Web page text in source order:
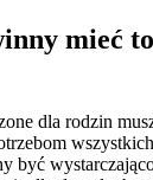
mieć
dla rodzin
być